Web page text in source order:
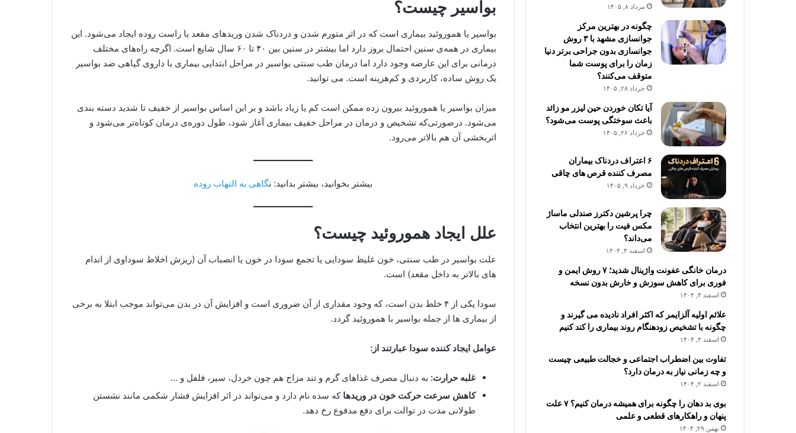
بواسیر چیست؟
بواسیر یا هموروئید بیماری است که در اثر متورم شدن و دردناک شدن وریدهای مقعد یا راست روده ایجاد می‌شود. این
بیماری در همه‌ی سنین احتمال بروز دارد اما بیشتر در سنین بین ۴۰ تا ۶۰ سال شایع است. اگرچه راه‌های مختلف
درمانی برای این عارضه وجود دارد اما درمان طب سنتی بواسیر در مراحل ابتدایی بیماری با داروی گیاهی ضد بواسیر
یک روش ساده، کاربردی و کم‌هزینه است. می توانید.
میزان بواسیر یا هموروئید بیرون زده ممکن است کم یا زیاد باشد و بر این اساس بواسیر از خفیف تا شدید دسته بندی
می‌شود. درصورتی‌که تشخیص و درمان در مراحل خفیف بیماری آغاز شود، طول دوره‌ی درمان کوتاه‌تر می‌شود و
اثربخشی آن هم بالاتر می‌رود.
بیشتر بخوانید، بیشتر بدانید: نگاهی به التهاب روده
علل ایجاد هموروئید چیست؟
علت بواسیر در طب سنتی، خون غلیظ سودایی یا تجمع سودا در خون یا انصباب آن (ریزش اخلاط سوداوی از اندام
های بالاتر به داخل مقعد) است.
سودا یکی از ۴ خلط بدن است، که وجود مقداری از آن ضروری است و افزایش آن در بدن می‌تواند موجب ابتلا به برخی
از بیماری ها از جمله بواسیر با هموروئید گردد.
عوامل ایجاد کننده سودا عبارتند از:
غلبه حرارت: به دنبال مصرف غذاهای گرم و تند مزاج هم چون خردل، سیر، فلفل و …
کاهش سرعت حرکت خون در وریدها که سده نام دارد و می‌تواند در اثر افزایش فشار شکمی مانند نشستن
طولانی مدت در توالت برای دفع مدفوع رخ دهد.
مرداد ۸, ۱۴۰۵
چگونه در بهترین مرکز
جوانسازی مشهد با ۳ روش
جوانسازی بدون جراحی برتر دنیا
زمان را برای پوست شما
متوقف می‌کنند؟
خرداد ۲۸, ۱۴۰۵
آیا تکان خوردن حین لیزر مو زائد
باعث سوختگی پوست می‌شود؟
خرداد ۲۶, ۱۴۰۵
۶ اعتراف دردناک بیماران
مصرف کننده قرص های چاقی
خرداد ۹, ۱۴۰۵
چرا پرشین دکترز صندلی ماساژ
مکس فیت را بهترین انتخاب
می‌داند؟
اسفند ۴, ۱۴۰۴
درمان خانگی عفونت واژینال شدید؛ ۷ روش ایمن و
فوری برای کاهش سوزش و خارش بدون نسخه
اسفند ۴, ۱۴۰۴
علائم اولیه آلزایمر که اکثر افراد نادیده می گیرند و
چگونه با تشخیص زودهنگام روند بیماری را کند کنیم
اسفند ۳, ۱۴۰۴
تفاوت بین اضطراب اجتماعی و خجالت طبیعی چیست
و چه زمانی نیاز به درمان دارد؟
اسفند ۲, ۱۴۰۴
بوی بد دهان را چگونه برای همیشه درمان کنیم؟ ۷ علت
پنهان و راهکارهای قطعی و علمی
بهمن ۲۹, ۱۴۰۴